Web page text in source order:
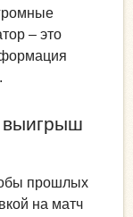
– это
выигрыш
прошлых
на матч